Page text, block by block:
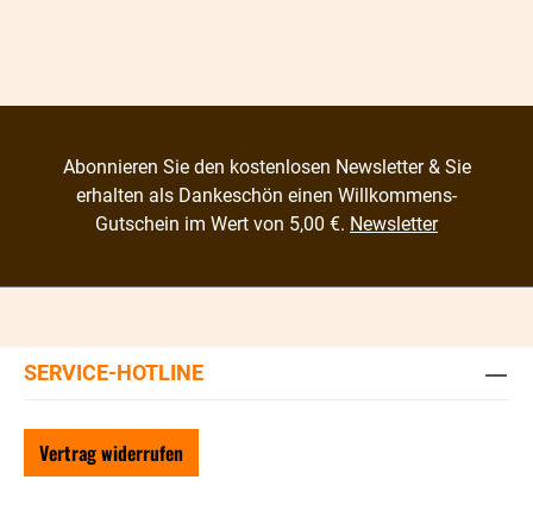
Abonnieren Sie den kostenlosen Newsletter & Sie
erhalten als Dankeschön einen Willkommens-
Gutschein im Wert von 5,00 €. Newsletter
SERVICE-HOTLINE
Vertrag widerrufen